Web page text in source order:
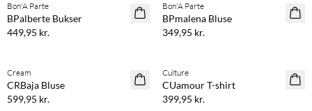
NYHED
Bon'A Parte
BPalberte Bukser
449,95 kr.
NYHED
Bon'A Parte
BPmalena Bluse
349,95 kr.
NYHED
Cream
CRBaja Bluse
599,95 kr.
NYHED
Culture
CUamour T-shirt
399,95 kr.